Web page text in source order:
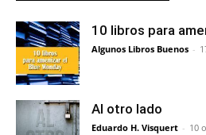
10 libros para
Algunos Libros Buenos -
Al otro lado
Eduardo H. Visquert - 10